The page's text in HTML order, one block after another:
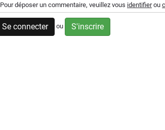
Pour déposer un commentaire, veuillez vous identifierou
Se connecter ou S'inscrire